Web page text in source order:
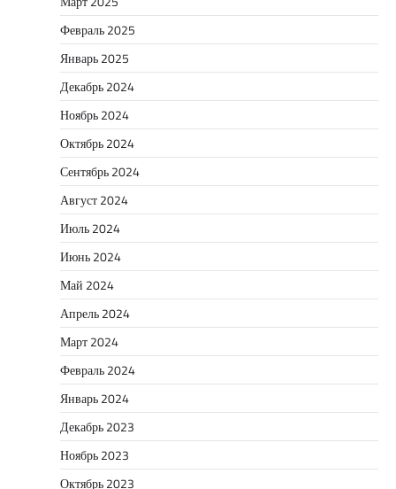
Февраль 2025
Январь 2025
Декабрь 2024
Ноябрь 2024
Октябрь 2024
Сентябрь 2024
Август 2024
Июль 2024
Июнь 2024
Май 2024
Апрель 2024
Март 2024
Февраль 2024
Январь 2024
Декабрь 2023
Ноябрь 2023
Октябрь 2023